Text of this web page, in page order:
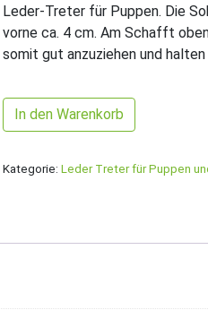
Leder-Treter für Puppen. Die
vorne ca. 4 cm. Am Schafft
somit gut anzuziehen und halten
Beiges Musterleder/Braun mit
In den Warenkorb
Kategorie:Leder Treter für Puppen